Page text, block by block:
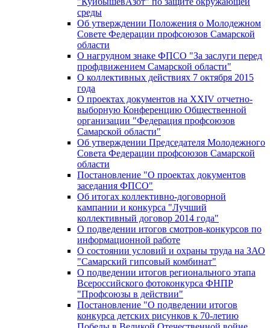
среды
Об утверждении Положения о Молодежном
Совете Федерации профсоюзов Самарской
области
О нагрудном знаке ФПСО "За заслуги перед
профдвижением Самарской области"
О коллективных действиях 7 октября 2015
года
О проектах документов на XXIV отчетно-
выборную Конференцию Общественной
организации "Федерация профсоюзов
Самарской области"
Об утверждении Председателя Молодежного
Совета Федерации профсоюзов Самарской
области
Постановление "О проектах документов
заседания ФПСО"
Об итогах коллективно-договорной
кампании и конкурса "Лучший
коллективный договор 2014 года"
О подведении итогов смотров-конкурсов по
информационной работе
О состоянии условий и охраны труда на ЗАО
"Самарский гипсовый комбинат"
О подведении итогов регионального этапа
Всероссийского фотоконкурса ФНПР
"Профсоюзы в действии"
Постановление "О подведении итогов
конкурса детских рисунков к 70-летию